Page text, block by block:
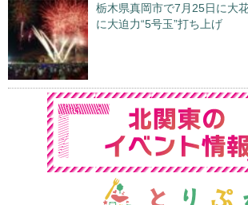
栃木県真岡市で7月25日に大
に大迫力“5号玉”打ち上げ